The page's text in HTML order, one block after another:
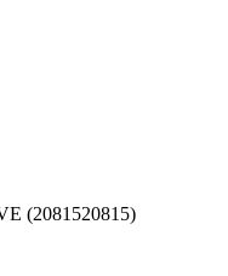
(2081520815)